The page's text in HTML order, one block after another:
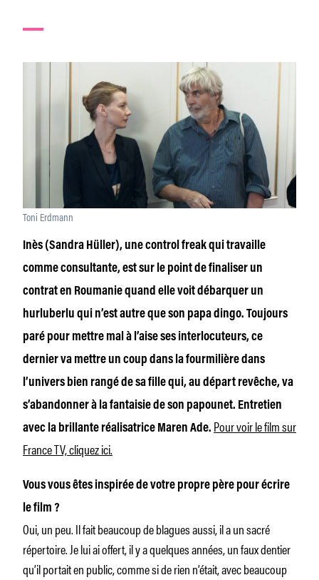
Toni Erdmann
Inès (Sandra Hüller), une control freak qui travaille
comme consultante, est sur le point de finaliser un
contrat en Roumanie quand elle voit débarquer un
hurluberlu qui n’est autre que son papa dingo. Toujours
paré pour mettre mal à l’aise ses interlocuteurs, ce
dernier va mettre un coup dans la fourmilière dans
l’univers bien rangé de sa fille qui, au départ revêche, va
s’abandonner à la fantaisie de son papounet. Entretien
avec la brillante réalisatrice Maren Ade. Pour voir le film sur
France TV, cliquez ici.
Vous vous êtes inspirée de votre propre père pour écrire
le film ?
Oui, un peu. Il fait beaucoup de blagues aussi, il a un sacré
répertoire. Je lui ai offert, il y a quelques années, un faux dentier
qu’il portait en public, comme si de rien n’était, avec beaucoup